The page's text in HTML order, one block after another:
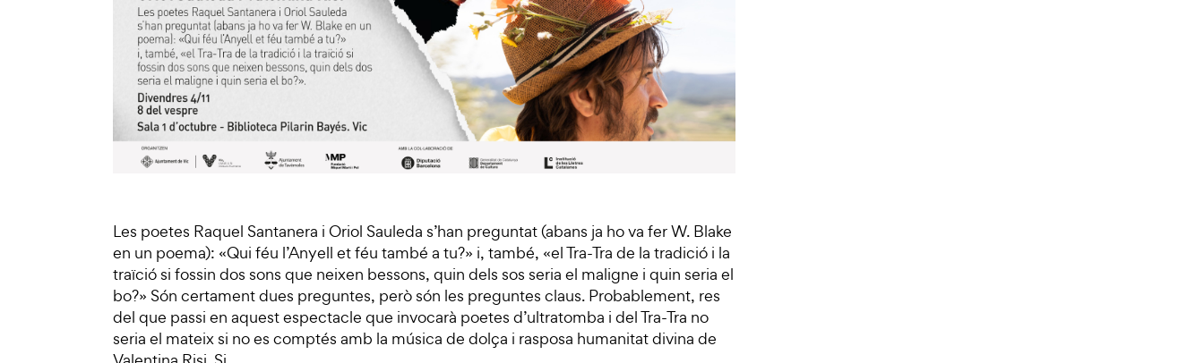
Les poetes Raquel Santanera i Oriol Sauleda s’han preguntat (abans ja ho va fer W. Blake
en un poema): «Qui féu l’Anyell et féu també a tu?» i, també, «el Tra-Tra de la tradició i la
traïció si fossin dos sons que neixen bessons, quin dels sos seria el maligne i quin seria el
bo?» Són certament dues preguntes, però són les preguntes claus. Probablement, res
del que passi en aquest espectacle que invocarà poetes d’ultratomba i del Tra-Tra no
seria el mateix si no es comptés amb la música de dolça i rasposa humanitat divina de